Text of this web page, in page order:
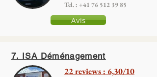
Tel. : +41 76 512 39 85
Avis
7. ISA Déménagement
22 reviews : 6,30/10